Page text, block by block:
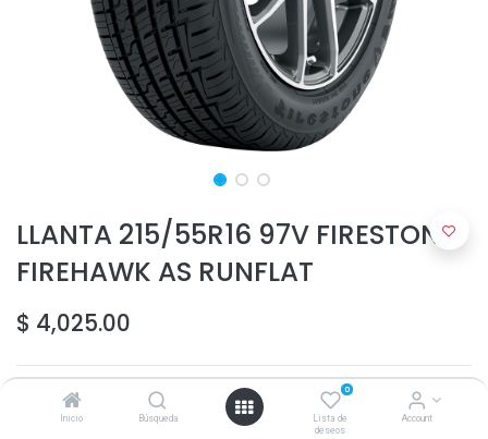
Inicio Búsqueda
0
Lista de
deseos
Account
LLANTA 215/55R16 97V FIRESTONE
FIREHAWK AS RUNFLAT
$ 4,025.00